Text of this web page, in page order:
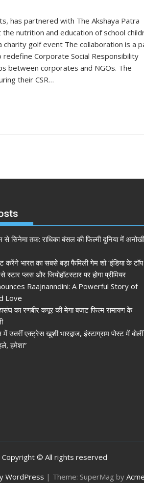
has partnered with The Akshaya Patra
nutrition and education of school
charity golf event The collaboration is a
redefine Corporate Social Responsibility
between corporates and NGOs. The
their CSR…
से सिनेमा तक: राधिका बंसल की फिल्मी दुनिया में अनोखी
करेंगे भारत का सबसे बड़ा फैमिली गेम शो ‘इंडिया के टॉप
स्टार प्लस और जियोहॉटस्टार पर होगा प्रीमियर
Raajnanndini: A Powerful Story of
Love
का रणबीर कपूर की मेगा बजट फिल्म रामायण के
उतरीं एक्ट्रेस खुशी भारद्वाज, इंस्टाग्राम पोस्ट में बोलीं
हमेशा”
Copyright © All rights reserved
WordPress | Theme: SuperMag by